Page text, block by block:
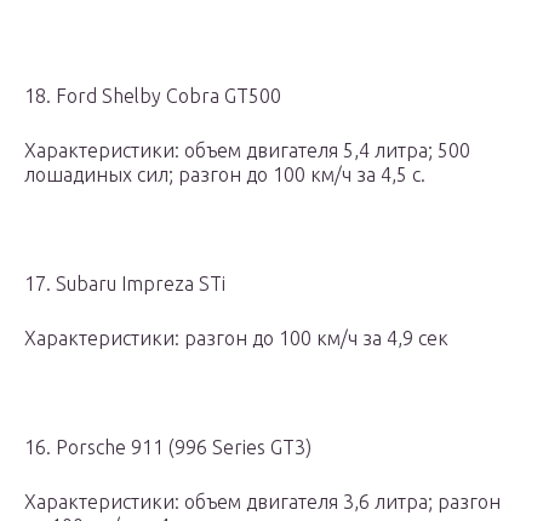
18. Ford Shelby Cobra GT500
Характеристики: объем двигателя 5,4 литра; 500
лошадиных сил; разгон до 100 км/ч за 4,5 с.
17. Subaru Impreza STi
Характеристики: разгон до 100 км/ч за 4,9 сек
16. Porsche 911 (996 Series GT3)
Характеристики: объем двигателя 3,6 литра; разгон